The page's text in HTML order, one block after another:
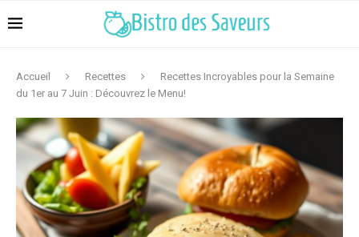
Accueil Recettes
Recettes Incroyables pour la Semaine
du 1er au 7 Juin : Découvrez le Menu!